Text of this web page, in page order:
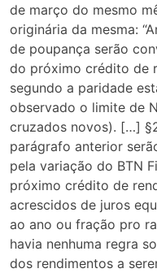
de março do mesmo
originária da mesma:
de poupança serão
do próximo crédito de
segundo a paridade
observado o limite de
cruzados novos). […]
parágrafo anterior
pela variação do BTN
próximo crédito de
acrescidos de juros
ao ano ou fração pro
havia nenhuma regra
dos rendimentos a